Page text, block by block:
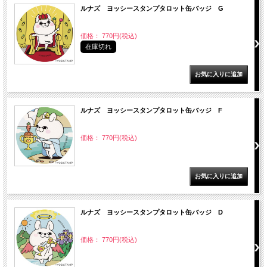
ルナズ ヨッシースタンプタロット缶バッジ G
価格： 770円(税込)
在庫切れ
ルナズ ヨッシースタンプタロット缶バッジ F
価格： 770円(税込)
ルナズ ヨッシースタンプタロット缶バッジ D
価格： 770円(税込)